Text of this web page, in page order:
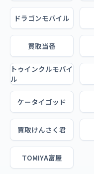
ドラゴンモバイル
買取当番
トゥインクルモバイ
ル
ケータイゴッド
買取けんさく君
TOMIYA富屋